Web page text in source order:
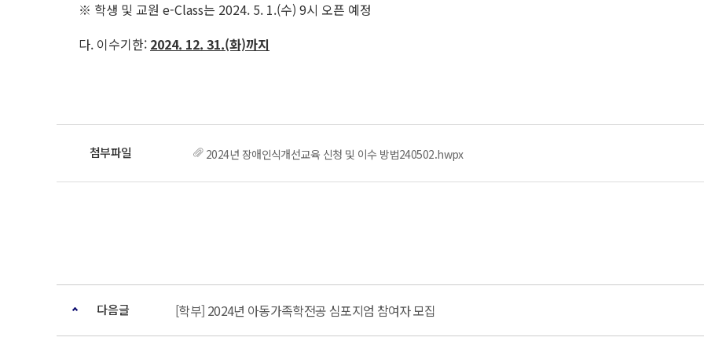
※ 학생 및 교원 e-Class는 2024. 5. 1.(수) 9시 오픈 예정
다. 이수기한: 2024. 12. 31.(화)까지
2024년 장애인식개선교육 신청 및 이수 방법240502.hwpx
다음글 [학부] 2024년 아동가족학전공 심포지엄 참여자 모집